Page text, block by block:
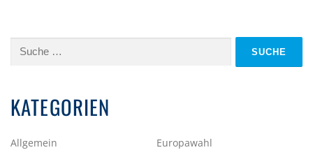
Suche
KATEGORIEN
Allgemein
Europawahl